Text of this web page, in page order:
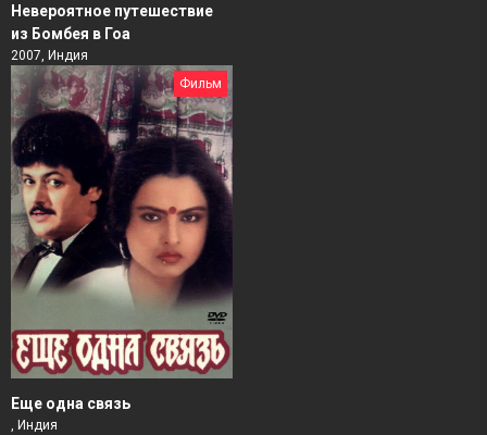
Невероятное путешествие
из Бомбея в Гоа
2007, Индия
Фильм
Еще одна связь
, Индия